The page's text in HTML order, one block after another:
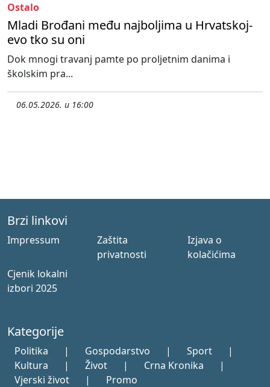
Ostalo
Mladi Brođani među najboljima u Hrvatskoj-
evo tko su oni
Dok mnogi travanj pamte po proljetnim danima i
školskim pra...
06.05.2026. u 16:00
Brzi linkovi
Impressum
Zaštita
privatnosti
Izjava o
kolačićima
Cjenik lokalni
izbori 2025
Kategorije
Politika | Gospodarstvo | Sport
|
Kultura
| Život | Crna Kronika
|
Vjerski život
| Promo